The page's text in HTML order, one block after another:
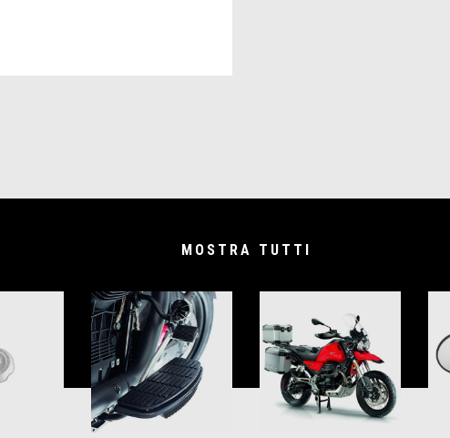
MOSTRA TUTTI